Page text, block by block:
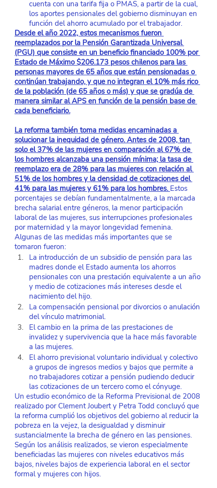
cuenta con una tarifa fija o PMAS, a partir de la cual,
los aportes pensionales del gobierno disminuyan en
función del ahorro acumulado por el trabajador.
Desde el año 2022, estos mecanismos fueron
reemplazados por la Pensión Garantizada Universal
(PGU) que consiste en un beneficio financiado 100% por
Estado de Máximo $206.173 pesos chilenos para las
personas mayores de 65 años que están pensionadas o
continúan trabajando, y que no integran el 10% más rico
de la población (de 65 años o más) y que se gradúa de
manera similar al APS en función de la pensión base de
cada beneficiario.
La reforma también toma medidas encaminadas a
solucionar la inequidad de género. Antes de 2008, tan
solo el 37% de las mujeres en comparación al 67% de
los hombres alcanzaba una pensión mínima; la tasa de
reemplazo era de 28% para las mujeres con relación al
51% de los hombres y la densidad de cotizaciones del
41% para las mujeres y 61% para los hombres. Estos
porcentajes se debían fundamentalmente, a la marcada
brecha salarial entre géneros, la menor participación
laboral de las mujeres, sus interrupciones profesionales
por maternidad y la mayor longevidad femenina.
Algunas de las medidas más importantes que se
tomaron fueron:
La introducción de un subsidio de pensión para las
madres donde el Estado aumenta los ahorros
pensionales con una prestación equivalente a un año
y medio de cotizaciones más intereses desde el
nacimiento del hijo.
La compensación pensional por divorcios o anulación
del vínculo matrimonial.
El cambio en la prima de las prestaciones de
invalidez y supervivencia que la hace más favorable
a las mujeres.
El ahorro previsional voluntario individual y colectivo
a grupos de ingresos medios y bajos que permite a
no trabajadores cotizar a pensión pudiendo deducir
las cotizaciones de un tercero como el cónyuge.
Un estudio económico de la Reforma Previsional de 2008
realizado por Clement Joubert y Petra Todd concluyó que
la reforma cumplió los objetivos del gobierno al reducir la
pobreza en la vejez, la desigualdad y disminuir
sustancialmente la brecha de género en las pensiones.
Según los análisis realizados, se vieron especialmente
beneficiadas las mujeres con niveles educativos más
bajos, niveles bajos de experiencia laboral en el sector
formal y mujeres con hijos.